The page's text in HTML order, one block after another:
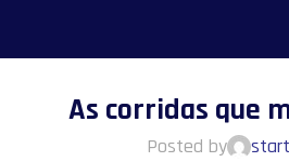
As corridas que
Posted by